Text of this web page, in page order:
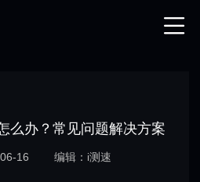
么办？常见问题解决方案
16 编辑：i测速